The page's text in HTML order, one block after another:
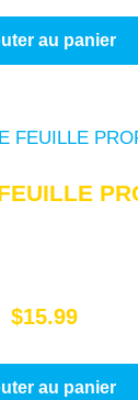
au panier
$15.99
au panier